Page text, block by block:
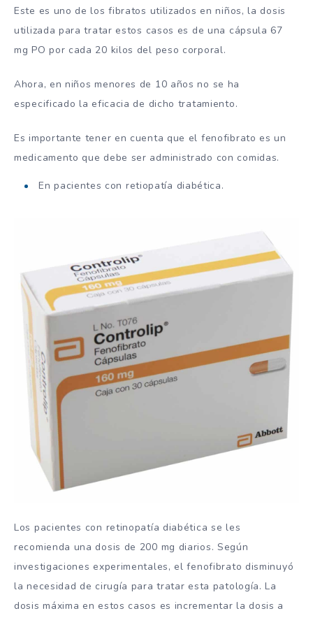
Este es uno de los fibratos utilizados en niños, la dosis
utilizada para tratar estos casos es de una cápsula 67
mg PO por cada 20 kilos del peso corporal.
Ahora, en niños menores de 10 años no se ha
especificado la eficacia de dicho tratamiento.
Es importante tener en cuenta que el fenofibrato es un
medicamento que debe ser administrado con comidas.
En pacientes con retiopatía diabética.
Los pacientes con retinopatía diabética se les
recomienda una dosis de 200 mg diarios. Según
investigaciones experimentales, el fenofibrato disminuyó
la necesidad de cirugía para tratar esta patología. La
dosis máxima en estos casos es incrementar la dosis a